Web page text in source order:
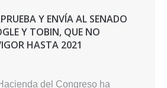
Y ENVÍA AL SENADO
Y TOBIN, QUE NO
HASTA 2021
del Congreso ha